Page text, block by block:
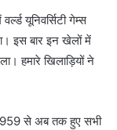
यूनिवर्सिटी गेम्स
इस बार इन खेलों में
हमारे खिलाड़ियों ने
से अब तक हुए सभी